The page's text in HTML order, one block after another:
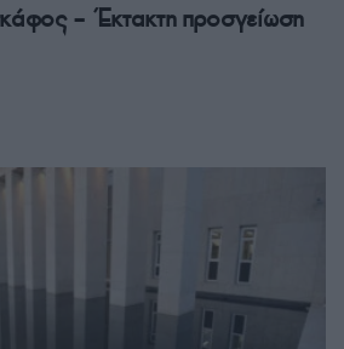
– Έκτακτη προσγείωση